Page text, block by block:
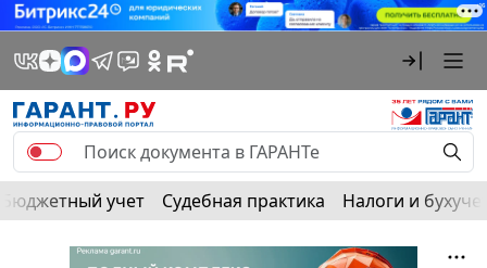
Бюджетный учет Судебная практика Налоги и